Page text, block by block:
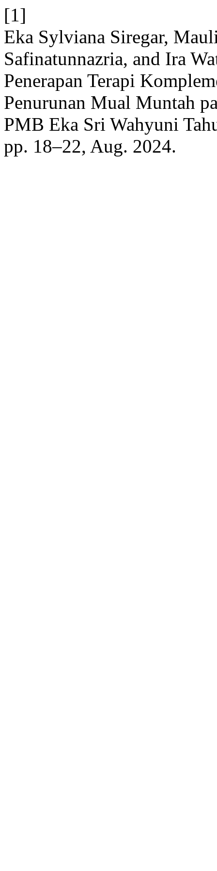
[1]
Eka Sylviana Siregar,
Safinatunnazria, and Ira
Penerapan Terapi
Penurunan Mual Muntah
PMB Eka Sri Wahyuni
pp. 18–22, Aug. 2024.